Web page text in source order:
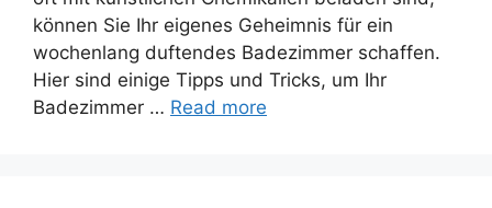
können Sie Ihr eigenes Geheimnis für ein
wochenlang duftendes Badezimmer schaffen.
Hier sind einige Tipps und Tricks, um Ihr
Badezimmer … Read more